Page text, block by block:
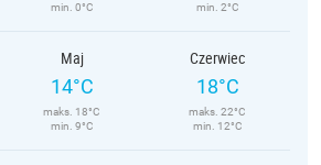
min. 0°C
min. 2°C
Maj
14°C
maks. 18°C
min. 9°C
Czerwiec
18°C
maks. 22°C
min. 12°C